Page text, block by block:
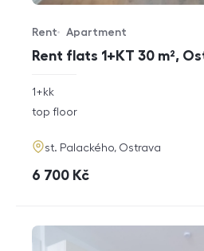
Rent flats 1+KT 30 m²,
Offer type
Rent
Property type
Apartment
rozměry
disposition
1+kk
funkce
top floor
adresa
st. Palackého, Ostrava
cena
6 700 Kč